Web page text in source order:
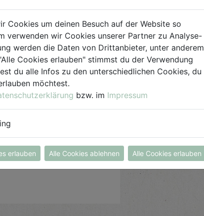
abschneiden und in
Die Karotten schälen
Pfanne erhitzen,
anrösten. Mit etwas
abschmecken.
auf Tellern
garnieren.
Cookies um deinen Besuch auf der Website so
verwenden wir Cookies unserer Partner zu Analyse-
werden die Daten von Drittanbieter, unter anderem
Cookies erlauben" stimmst du der Verwendung
du alle Infos zu den unterschiedlichen Cookies, du
möchtest.
bzw. im Impressum
erlauben Alle Cookies ablehnen Alle Cookies erlauben